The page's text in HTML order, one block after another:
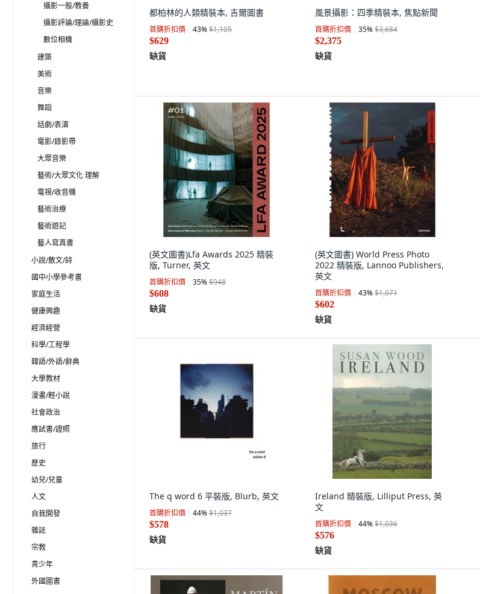
攝影一般/教養
攝影評論/理論/攝影史
數位相機
建築
美術
音樂
舞蹈
話劇/表演
電影/錄影帶
大眾音樂
藝術/大眾文化 理解
電視/收音機
藝術治療
藝術遊記
藝人寫真書
小說/散文/詩
國中小學參考書
家庭生活
健康興趣
經濟經營
科學/工程學
韓語/外語/辭典
大學教材
漫畫/輕小說
社會政治
應試書/證照
旅行
歷史
幼兒/兒童
人文
自我開發
雜誌
宗教
青少年
外國圖書
都柏林的人類精裝本, 吉爾圖書
首購折扣價 43%$1,105
$629
缺貨
風景攝影：四季精裝本, 焦點新聞
首購折扣價 35%$3,684
$2,375
缺貨
(英文圖書)Lfa Awards 2025 精裝
版, Turner, 英文
首購折扣價 35%$948
$608
缺貨
(英文圖書) World Press Photo
2022 精裝版, Lannoo Publishers,
英文
首購折扣價 43%$1,071
$602
缺貨
The q word 6 平裝版, Blurb, 英文
首購折扣價 44%$1,037
$578
缺貨
Ireland 精裝版, Lilliput Press, 英
文
首購折扣價 44%$1,036
$576
缺貨